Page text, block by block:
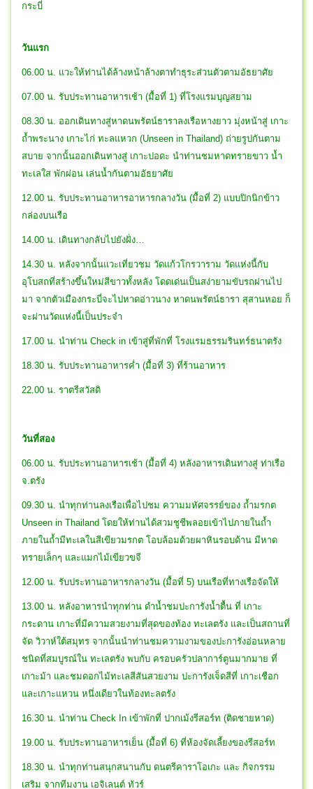
กระบี่
วันแรก
06.00 น. แวะให้ท่านได้ล้างหน้าล้างตาทำธุระส่วนตัวตามอัธยาศัย
07.00 น. รับประทานอาหารเช้า (มื้อที่ 1) ที่โรงแรมบุญสยาม
08.30 น. ออกเดินทางสู่หาดนพรัตน์ธาราลงเรือหางยาว มุ่งหน้าสู่ เกาะ
ถ้ำพระนาง เกาะไก่ ทะลแหวก (Unseen in Thailand) ถ่ายรูปกันตาม
สบาย จากนั้นออกเดินทางสู่ เกาะปอดะ นำท่านชมหาดทรายขาว น้ำ
ทะเลใส พักผ่อน เล่นน้ำกันตามอัธยาศัย
12.00 น. รับประทานอาหารอาหารกลางวัน (มื้อที่ 2) แบบปิกนิกข้าว
กล่องบนเรือ
14.00 น. เดินทางกลับไปยังฝั่ง…
14.30 น. หลังจากนั้นแวะเที่ยวชม วัดแก้วโกรวาราม วัดแห่งนี้กับ
อุโบสถที่สร้างขึ้นใหม่สีขาวทั้งหลัง โดดเด่นเป็นสง่ายามขับรถผ่านไป
มา จากตัวเมืองกระบี่จะไปหาดอ่าวนาง หาดนพรัตน์ธารา สุสานหอย ก็
จะผ่านวัดแห่งนี้เป็นประจำ
17.00 น. นำท่าน Check in เข้าสู่ที่พักที่ โรงแรมธรรมรินทร์ธนาตรัง
18.30 น. รับประทานอาหารค่ำ (มื้อที่ 3) ที่ร้านอาหาร
22.00 น. ราตรีสวัสดิ
วันที่สอง
06.00 น. รับประทานอาหารเช้า (มื้อที่ 4) หลังอาหารเดินทางสู่ ท่าเรือ
จ.ตรัง
09.30 น. นำทุกท่านลงเรือเพื่อไปชม ความมหัศจรรย์ของ ถ้ำมรกต
Unseen in Thailand โดยให้ท่านได้สวมชูชีพลอยเข้าไปภายในถ้ำ
ภายในถ้ำมีทะเลในสีเขียวมรกต โอบล้อมด้วยผาหินรอบด้าน มีหาด
ทรายเล็กๆ และแมกไม้เขียวขจี
12.00 น. รับประทานอาหารกลางวัน (มื้อที่ 5) บนเรือที่ทางเรือจัดให้
13.00 น. หลังอาหารนำทุกท่าน ดำน้ำชมปะการังน้ำตื้น ที่ เกาะ
กระดาน เกาะที่มีความสวยงามที่สุดของท้อง ทะเลตรัง และเป็นสถานที่
จัด วิวาห์ใต้สมุทร จากนั้นนำท่านชมความงามของปะการังอ่อนหลาย
ชนิดที่สมบูรณ์ใน ทะเลตรัง พบกับ ครอบครัวปลาการ์ตูนมากมาย ที่
เกาะม้า และชมดอกไม้ทะเลสีสันสวยงาม ปะการังเจ็ดสีที่ เกาะเชือก
และเกาะแหวน หนึ่งเดียวในท้องทะลตรัง
16.30 น. นำท่าน Check In เข้าพักที่ ปากเม้งรีสอร์ท (ติดชายหาด)
19.00 น. รับประทานอาหารเย็น (มื้อที่ 6) ที่ห้องจัดเลี้ยงของรีสอร์ท
18.30 น. นำทุกท่านสนุกสนานกับ ดนตรีคาราโอเกะ และ กิจกรรม
เสริม จากทีมงาน เอจิเลนต์ ทัวร์